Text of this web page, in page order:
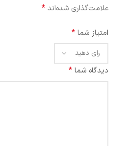
علامت‌گذاری شده‌اند *
امتیاز شما *
دیدگاه شما *